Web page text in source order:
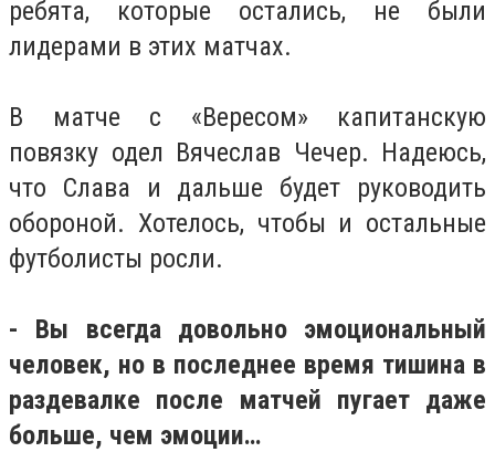
ребята, которые остались, не были
лидерами в этих матчах.
В матче с «Вересом» капитанскую
повязку одел Вячеслав Чечер. Надеюсь,
что Слава и дальше будет руководить
обороной. Хотелось, чтобы и остальные
футболисты росли.
- Вы всегда довольно эмоциональный
человек, но в последнее время тишина в
раздевалке после матчей пугает даже
больше, чем эмоции…